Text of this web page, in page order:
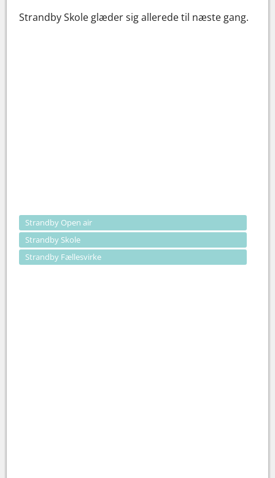
Strandby Skole glæder sig allerede til næste gang.
Strandby Open air
Strandby Skole
Strandby Fællesvirke